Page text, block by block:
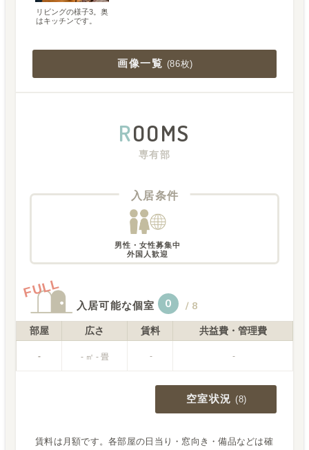
リビングの様子3。奥
はキッチンです。
画像一覧 (86枚)
ROOMS
専有部
入居条件
男性・女性募集中
外国人歓迎
FULL
入居可能な個室 0 / 8
部屋 広さ 賃料 共益費・管理費
- - ㎡ - 畳 - -
空室状況 (8)
賃料は月額です。各部屋の日当り・窓向き・備品などは確